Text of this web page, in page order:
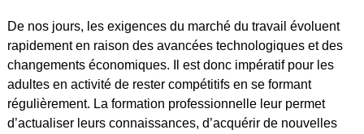
De nos jours, les exigences du marché du travail évoluent
rapidement en raison des avancées technologiques et des
changements économiques. Il est donc impératif pour les
adultes en activité de rester compétitifs en se formant
régulièrement. La formation professionnelle leur permet
d’actualiser leurs connaissances, d’acquérir de nouvelles